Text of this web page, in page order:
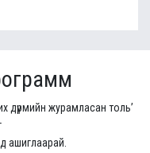
дүрмийн журамласан толь’
ашиглаарай.